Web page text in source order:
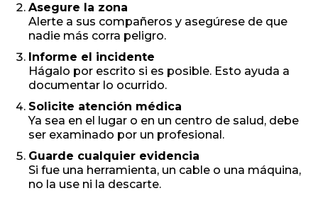
Asegure la zona
Alerte a sus compañeros y asegúrese de que
nadie más corra peligro.
Informe el incidente
Hágalo por escrito si es posible. Esto ayuda a
documentar lo ocurrido.
Solicite atención médica
Ya sea en el lugar o en un centro de salud, debe
ser examinado por un profesional.
Guarde cualquier evidencia
Si fue una herramienta, un cable o una máquina,
no la use ni la descarte.